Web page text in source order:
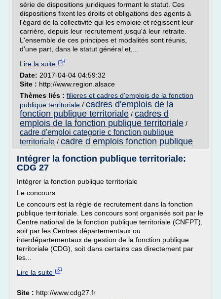
série de dispositions juridiques formant le statut. Ces
dispositions fixent les droits et obligations des agents à
l'égard de la collectivité qui les emploie et régissent leur
carrière, depuis leur recrutement jusqu'à leur retraite.
L'ensemble de ces principes et modalités sont réunis,
d'une part, dans le statut général et,...
Lire la suite
Date: 2017-04-04 04:59:32
Site : http://www.region.alsace
Thèmes liés : filieres et cadres d'emplois de la fonction
publique territoriale / cadres d'emplois de la
fonction publique territoriale / cadres d
emplois de la fonction publique territoriale /
cadre d'emploi categorie c fonction publique
territoriale / cadre d emplois fonction publique
Intégrer la fonction publique territoriale:
CDG 27
Intégrer la fonction publique territoriale
Le concours
Le concours est la règle de recrutement dans la fonction
publique territoriale. Les concours sont organisés soit par le
Centre national de la fonction publique territoriale (CNFPT),
soit par les Centres départementaux ou
interdépartementaux de gestion de la fonction publique
territoriale (CDG), soit dans certains cas directement par
les...
Lire la suite
Site : http://www.cdg27.fr